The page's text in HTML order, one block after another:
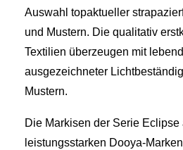
Auswahl topaktueller
und Mustern. Die qualitativ
Textilien überzeugen mit
ausgezeichneter
Mustern.
Die Markisen der Serie Eclipse
leistungsstarken Dooya-